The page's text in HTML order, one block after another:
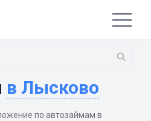
в Лысково
по автозаймам в